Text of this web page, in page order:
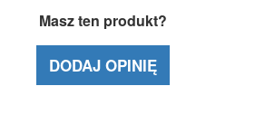
Masz ten produkt?
DODAJ OPINIĘ